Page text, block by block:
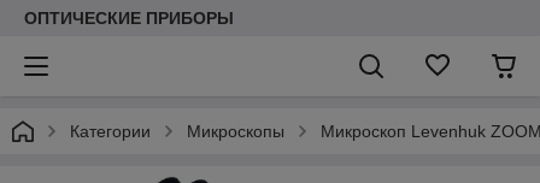
ОПТИЧЕСКИЕ ПРИБОРЫ
Категории Микроскопы Микроскоп Levenhuk